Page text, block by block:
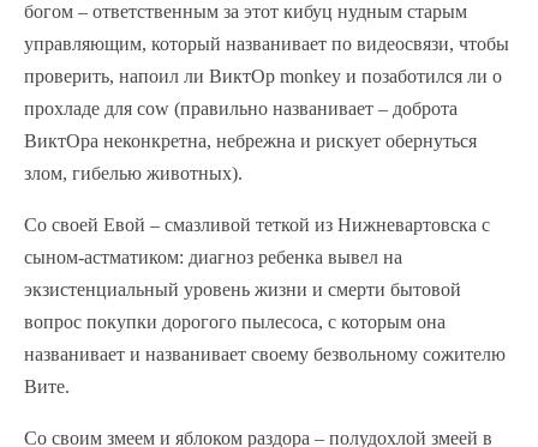
богом – ответственным за этот кибуц нудным старым
управляющим, который названивает по видеосвязи, чтобы
проверить, напоил ли ВиктОр monkey и позаботился ли о
прохладе для cow (правильно названивает – доброта
ВиктОра неконкретна, небрежна и рискует обернуться
злом, гибелью животных).
Со своей Евой – смазливой теткой из Нижневартовска с
сыном-астматиком: диагноз ребенка вывел на
экзистенциальный уровень жизни и смерти бытовой
вопрос покупки дорогого пылесоса, с которым она
названивает и названивает своему безвольному сожителю
Вите.
Со своим змеем и яблоком раздора – полудохлой змеей в